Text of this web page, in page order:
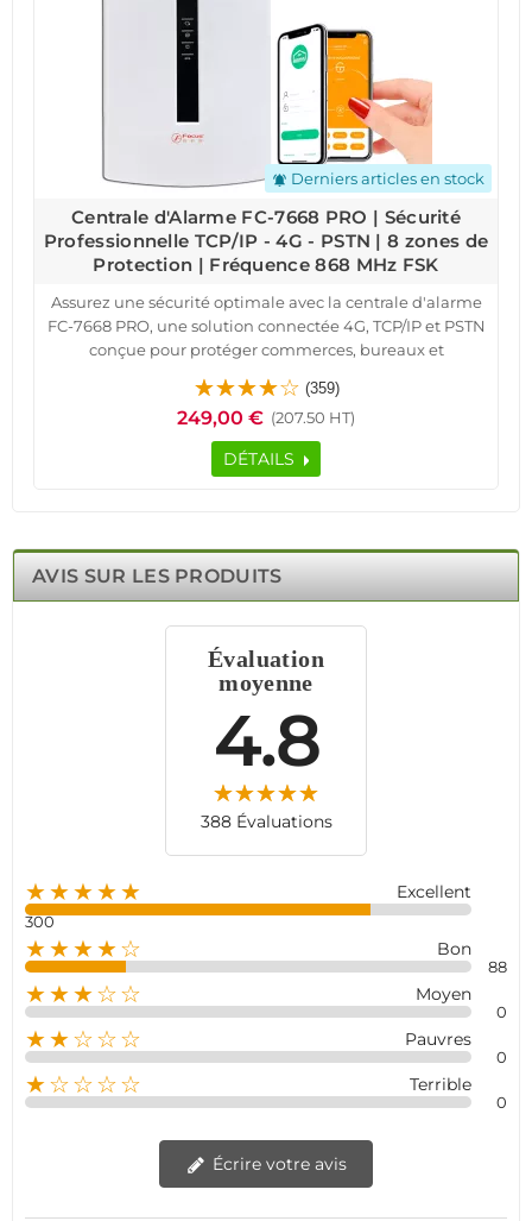
notifications_active Derniers articles en stock
Centrale d'Alarme FC-7668 PRO | Sécurité
Professionnelle TCP/IP - 4G - PSTN | 8 zones de
Protection | Fréquence 868 MHz FSK
Assurez une sécurité optimale avec la centrale d'alarme
FC-7668 PRO, une solution connectée 4G, TCP/IP et PSTN
conçue pour protéger commerces, bureaux et
résidences. Grâce à ses 8 zones de protection, elle offre
une couverture complète contre les intrusions et
incidents.
Cette alarme professionnelle prend en charge les
détecteurs filaires et sans fil, assurant une installation
sécurité.
Conçue pour résister aux tentatives de piratage, elle
web embarqué HTML5. Sa compatibilité avec les
caméras et capteurs intelligents renforce votre protection
en temps réel. Fiable et performante, la FC-7668 PRO
industriels, hôtels et locaux techniques.
(359)
249,00 € (207.50 HT)
DÉTAILS
AVIS SUR LES PRODUITS
Évaluation
moyenne
4.8
388 Évaluations
★★★★★ Excellent
300
★★★★☆ Bon
88
★★★☆☆ Moyen
0
★★☆☆☆ Pauvres
0
★☆☆☆☆ Terrible
0
Écrire votre avis